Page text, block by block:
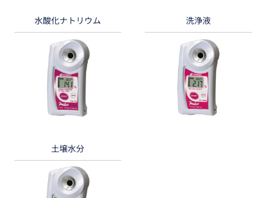
水酸化ナトリウム 洗浄液
土壌水分